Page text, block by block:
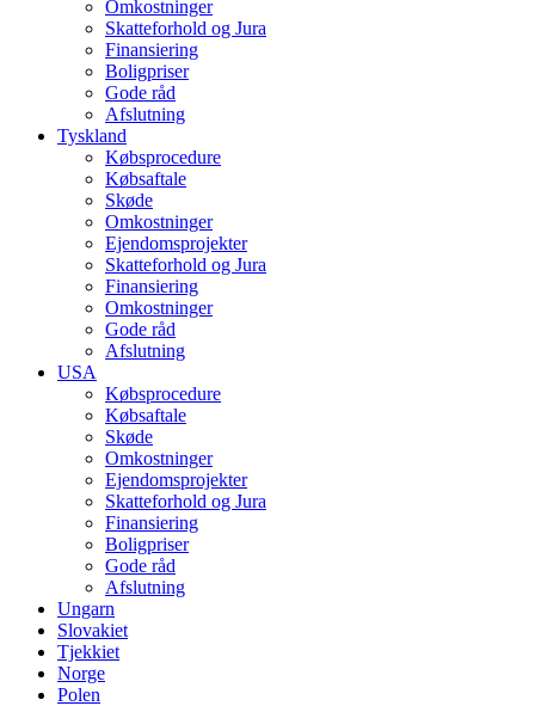
Omkostninger
Skatteforhold og Jura
Finansiering
Boligpriser
Gode råd
Afslutning
Tyskland
Købsprocedure
Købsaftale
Skøde
Omkostninger
Ejendomsprojekter
Skatteforhold og Jura
Finansiering
Omkostninger
Gode råd
Afslutning
USA
Købsprocedure
Købsaftale
Skøde
Omkostninger
Ejendomsprojekter
Skatteforhold og Jura
Finansiering
Boligpriser
Gode råd
Afslutning
Ungarn
Slovakiet
Tjekkiet
Norge
Polen